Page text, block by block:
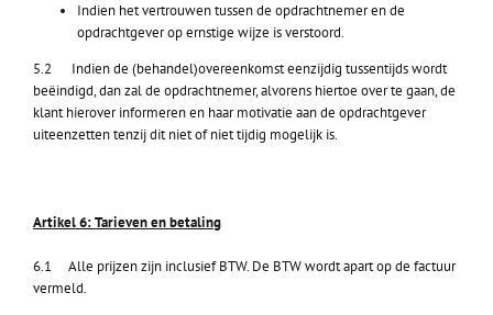
Indien het vertrouwen tussen de opdrachtnemer en de
opdrachtgever op ernstige wijze is verstoord.
5.2 Indien de (behandel)overeenkomst eenzijdig tussentijds wordt
beëindigd, dan zal de opdrachtnemer, alvorens hiertoe over te gaan, de
klant hierover informeren en haar motivatie aan de opdrachtgever
uiteenzetten tenzij dit niet of niet tijdig mogelijk is.
Artikel 6: Tarieven en betaling
6.1 Alle prijzen zijn inclusief BTW. De BTW wordt apart op de factuur
vermeld.